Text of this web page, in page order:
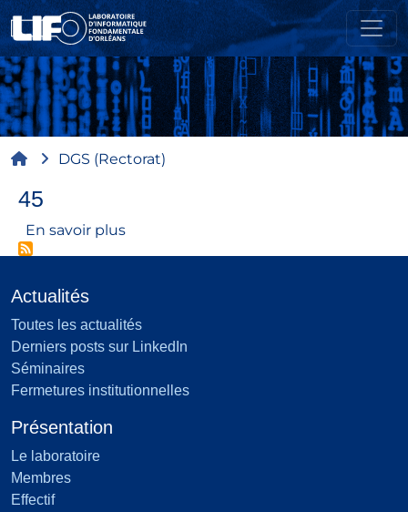
Aller au contenu principal
Fil d'Ariane
DGS (Rectorat)
45
En savoir plussur 45
Actualités
Toutes les actualités
Derniers posts sur LinkedIn
Séminaires
Fermetures institutionnelles
Présentation
Le laboratoire
Membres
Effectif